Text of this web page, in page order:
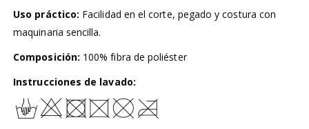
Uso práctico: Facilidad en el corte, pegado y costura con
maquinaria sencilla.
Composición: 100% fibra de poliéster
Instrucciones de lavado: